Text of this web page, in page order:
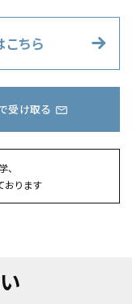
ちら
受け取る
おります